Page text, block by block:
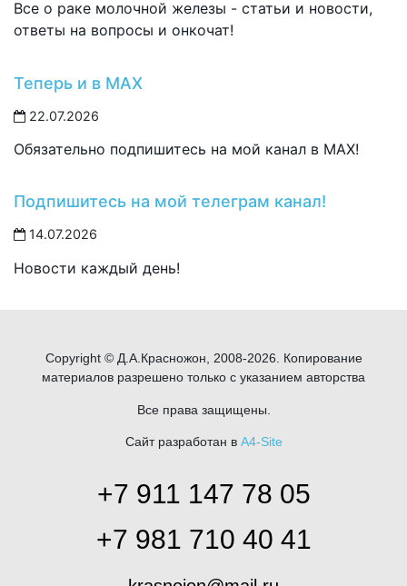
Все о раке молочной железы - статьи и новости,
ответы на вопросы и онкочат!
Теперь и в MAX
22.07.2026
Обязательно подпишитесь на мой канал в MAX!
Подпишитесь на мой телеграм канал!
14.07.2026
Новости каждый день!
Copyright © Д.А.Красножон, 2008-2026. Копирование
материалов разрешено только с указанием авторства
Все права защищены.
Сайт разработан в A4-Site
+7 911 147 78 05
+7 981 710 40 41